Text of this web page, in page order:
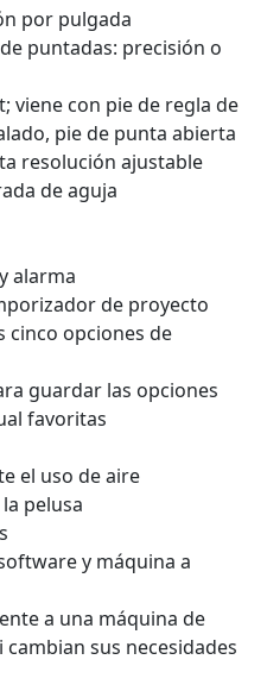
por pulgada
puntadas: precisión o
viene con pie de regla de
pie de punta abierta
resolución ajustable
de aguja
alarma
de proyecto
cinco opciones de
guardar las opciones
favoritas
el uso de aire
pelusa
y máquina a
a una máquina de
sus necesidades